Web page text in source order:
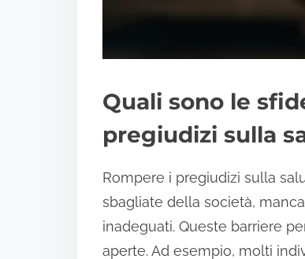
Quali sono le
pregiudizi sulla
Rompere i pregiudizi sulla
sbagliate della società,
inadeguati. Queste barriere
aperte. Ad esempio, molti